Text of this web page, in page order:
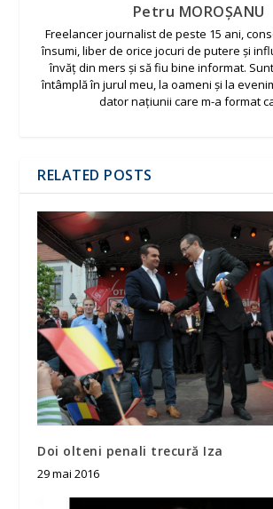
Petru MOROȘANU
Freelancer journalist de peste 15 ani,
însumi, liber de orice jocuri de putere și
învăț din mers și să fiu bine informat.
întâmplă în jurul meu, la oameni și la
dator națiunii care m-a format
RELATED POSTS
Doi olteni penali trecură Iza
29 mai 2016